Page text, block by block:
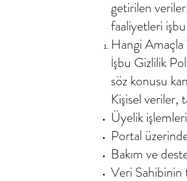
getirilen
faaliyetleri
Hangi
İşbu Gizlilik
söz konusu
Kişisel veriler,
Üyelik
Portal
Bakım ve
Veri Sahibinin